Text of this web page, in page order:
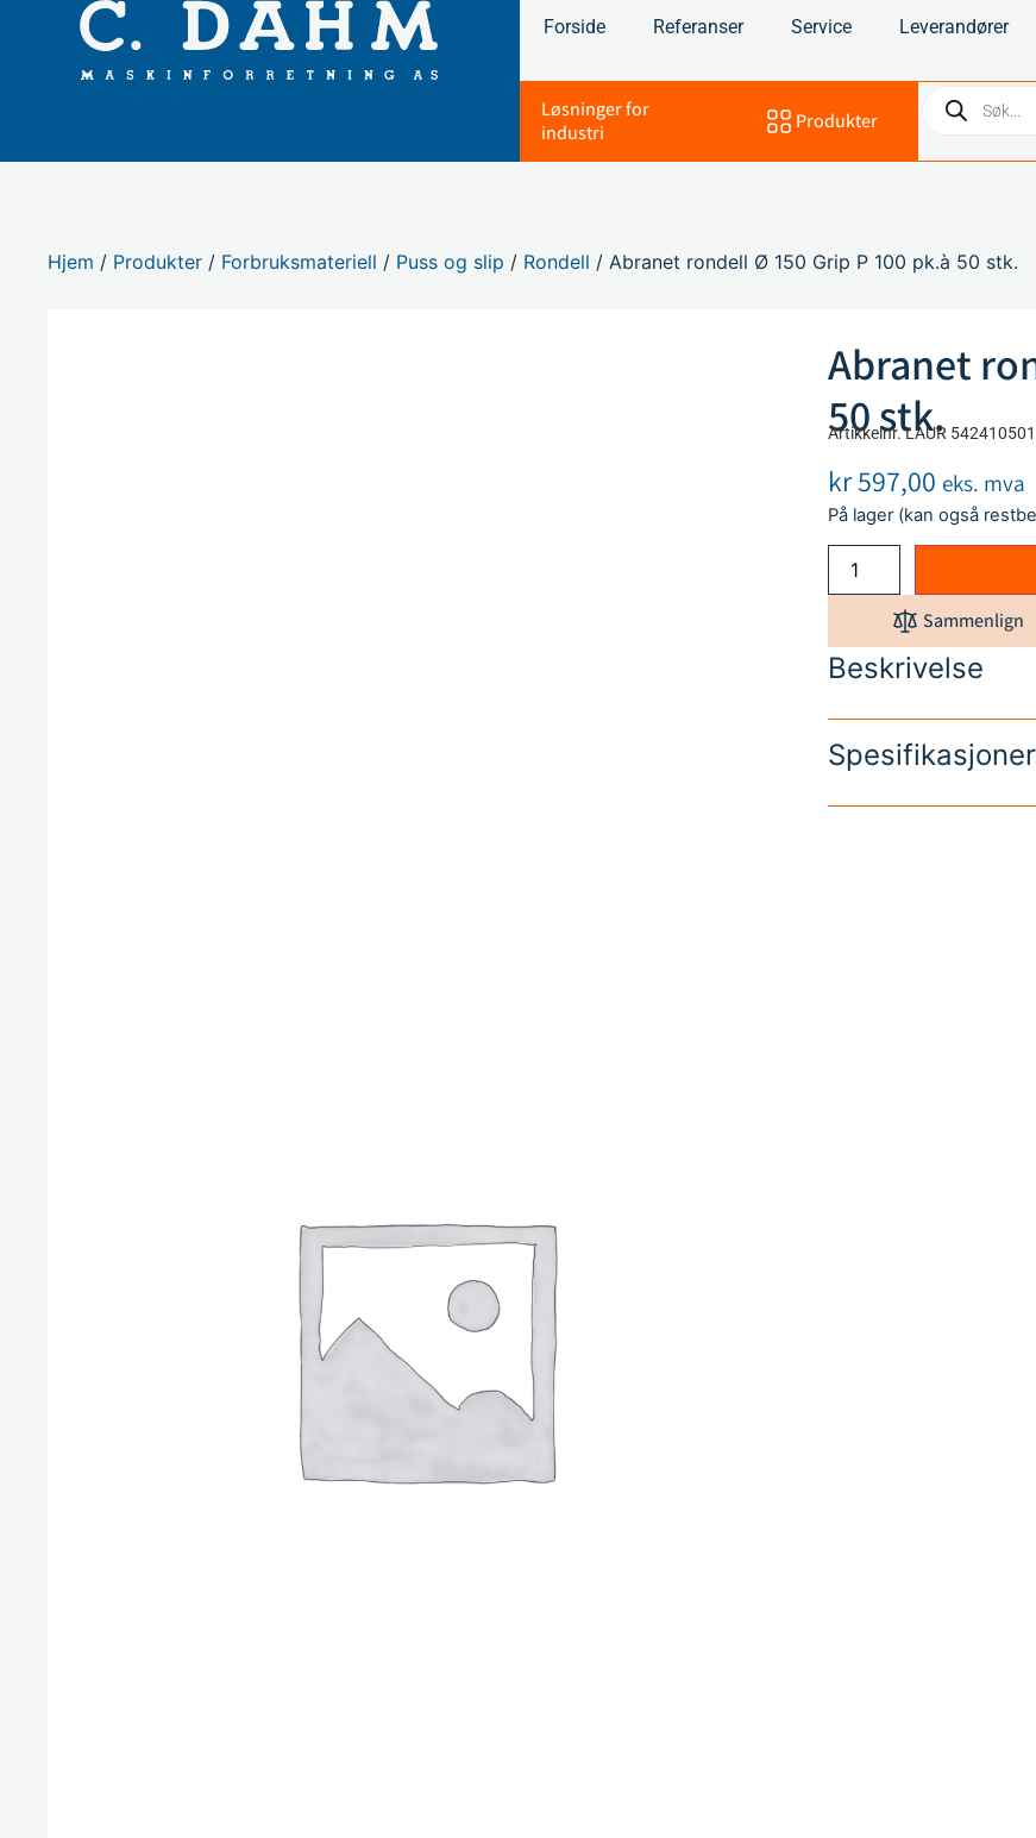
Forside Referanser Service Leverandører
Løsninger for
industri
Produkter
Hjem / Produkter / Forbruksmateriell / Puss og slip / Rondell / Abranet rondell Ø 150 Grip P 100 pk.à 50 stk.
Abranet
50 stk.
Artikkelnr. LAUR
kr597,00 eks. mva
På lager (kan også
Sammenlign
Beskrivelse
Spesifikasjoner